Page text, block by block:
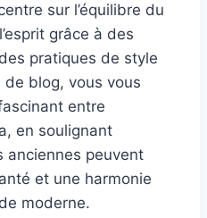
sur l’équilibre du
grâce à des
pratiques de style
blog, vous vous
entre
en soulignant
anciennes peuvent
et une harmonie
moderne.